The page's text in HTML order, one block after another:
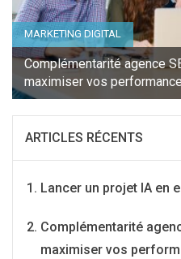
MARKETING DIGITAL
Complémentarité agence
maximiser vos
ARTICLES RÉCENTS
Lancer un projet IA en
Complémentarité
maximiser vos